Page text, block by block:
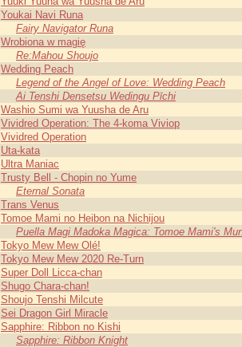
Youkai Navi Runa
Fairy Navigator Runa
Wrobiona w magię
Re:Mahou Shoujo
Wedding Peach
Legend of the Angel of Love: Wedding Peach
Ai Tenshi Densetsu Wedingu Pīchi
Washio Sumi wa Yuusha de Aru
Vividred Operation: The 4-koma Viviop
Vividred Operation
Uta-kata
Ultra Maniac
Trusty Bell - Chopin no Yume
Eternal Sonata
Trans Venus
Tomoe Mami no Heibon na Nichijou
Puella Magi Madoka Magica: Tomoe Mami's
Tokyo Mew Mew Olé!
Tokyo Mew Mew 2020 Re-Turn
Super Doll Licca-chan
Shugo Chara-chan!
Shoujo Tenshi Milcute
Sei Dragon Girl Miracle
Sapphire: Ribbon no Kishi
Sapphire: Ribbon Knight